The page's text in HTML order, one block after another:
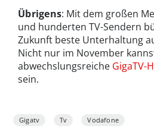
Übrigens: Mit dem großen
und hunderten TV-Sendern
Zukunft beste Unterhaltung
Nicht nur im November
abwechslungsreiche GigaTV-
sein.
Gigatv Tv Vodafone